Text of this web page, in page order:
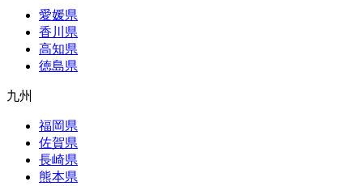
愛媛県
香川県
高知県
徳島県
九州
福岡県
佐賀県
長崎県
熊本県